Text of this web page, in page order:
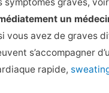
un
vous avez de graves
s’accompagner
rapide,